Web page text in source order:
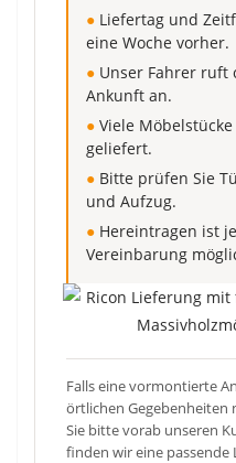
● Liefertag und
eine Woche vorher.
● Unser Fahrer ruft
Ankunft an.
● Viele
geliefert.
● Bitte prüfen Sie
und Aufzug.
● Hereintragen ist
Vereinbarung
Falls eine vormontierte
örtlichen Gegebenheiten
Sie bitte vorab unseren
finden wir eine passende